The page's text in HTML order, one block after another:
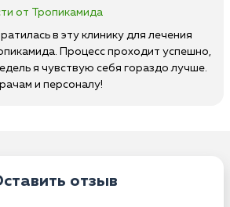
от Тропикамида
в эту клинику для лечения
Процесс проходит успешно,
я чувствую себя гораздо лучше.
и персоналу!
отзыв